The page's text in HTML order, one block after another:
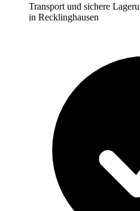
Transport und sichere
in Recklinghausen